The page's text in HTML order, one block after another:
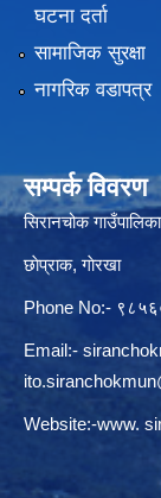
घटना दर्ता
सामाजिक सुरक्षा
नागरिक वडापत्र
सम्पर्क विवरण
सिरानचोक
छाेप्राक, गाेरखा
Phone No:-
Email:-
Website:-www.